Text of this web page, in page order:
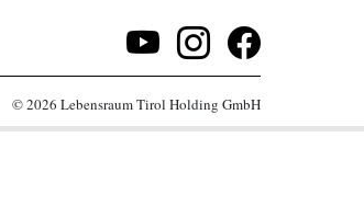
© 2026 Lebensraum Tirol Holding GmbH